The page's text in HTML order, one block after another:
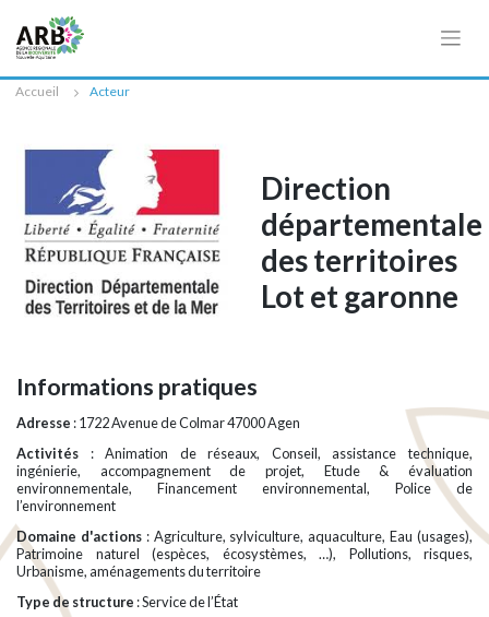
Accueil Acteur
Direction
départementale
des territoires
Lot et garonne
Informations pratiques
Adresse : 1722 Avenue de Colmar 47000 Agen
Activités : Animation de réseaux, Conseil, assistance technique,
ingénierie, accompagnement de projet, Etude & évaluation
environnementale, Financement environnemental, Police de
l’environnement
Domaine d'actions: Agriculture, sylviculture, aquaculture, Eau (usages),
Patrimoine naturel (espèces, écosystèmes, …), Pollutions, risques,
Urbanisme, aménagements du territoire
Type de structure : Service de l’État